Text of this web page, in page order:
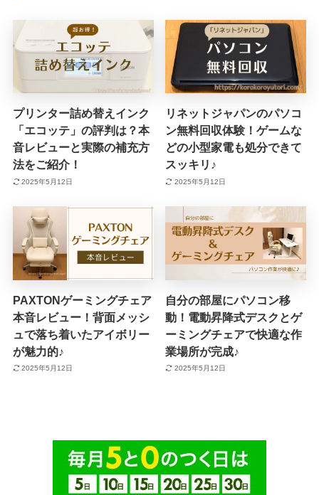
プリンター詰め替えインク
「エコッテ」の評判は？本
音レビューと実際の補充方
法をご紹介！
2025年5月12日
リネットジャパンのパソコ
ン無料回収体験！ゲームな
どの小型家電も処分できて
スッキリ♪
2025年5月12日
PAXTONゲーミングチェア
本音レビュー！背面メッシ
ュで落ち着いたアイボリー
が魅力的♪
2025年5月12日
自分の部屋にパソコン移
動！電動昇降式デスクとゲ
ーミングチェアで快適な作
業場所が完成♪
2025年5月12日